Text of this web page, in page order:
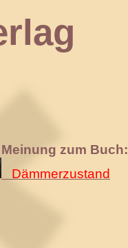
zum Buch:
Dämmerzustand